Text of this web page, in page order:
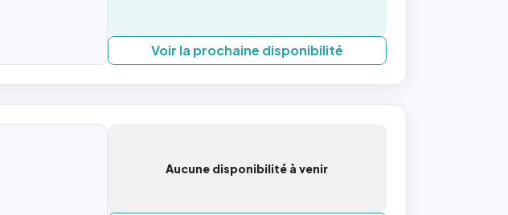
Voir la prochaine disponibilité
Aucune disponibilité à venir